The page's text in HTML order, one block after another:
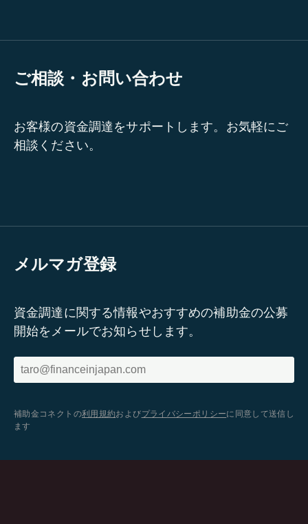
ご相談・お問い合わせ
お客様の資金調達をサポートします。お気軽にご
相談ください。
メルマガ登録
資金調達に関する情報やおすすめの補助金の公募
開始をメールでお知らせします。
補助金コネクトの利用規約およびプライバシーポリシーに同意して送信し
ます